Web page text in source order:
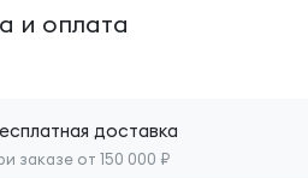
и оплата
доставка
заказе от 150 000 ₽